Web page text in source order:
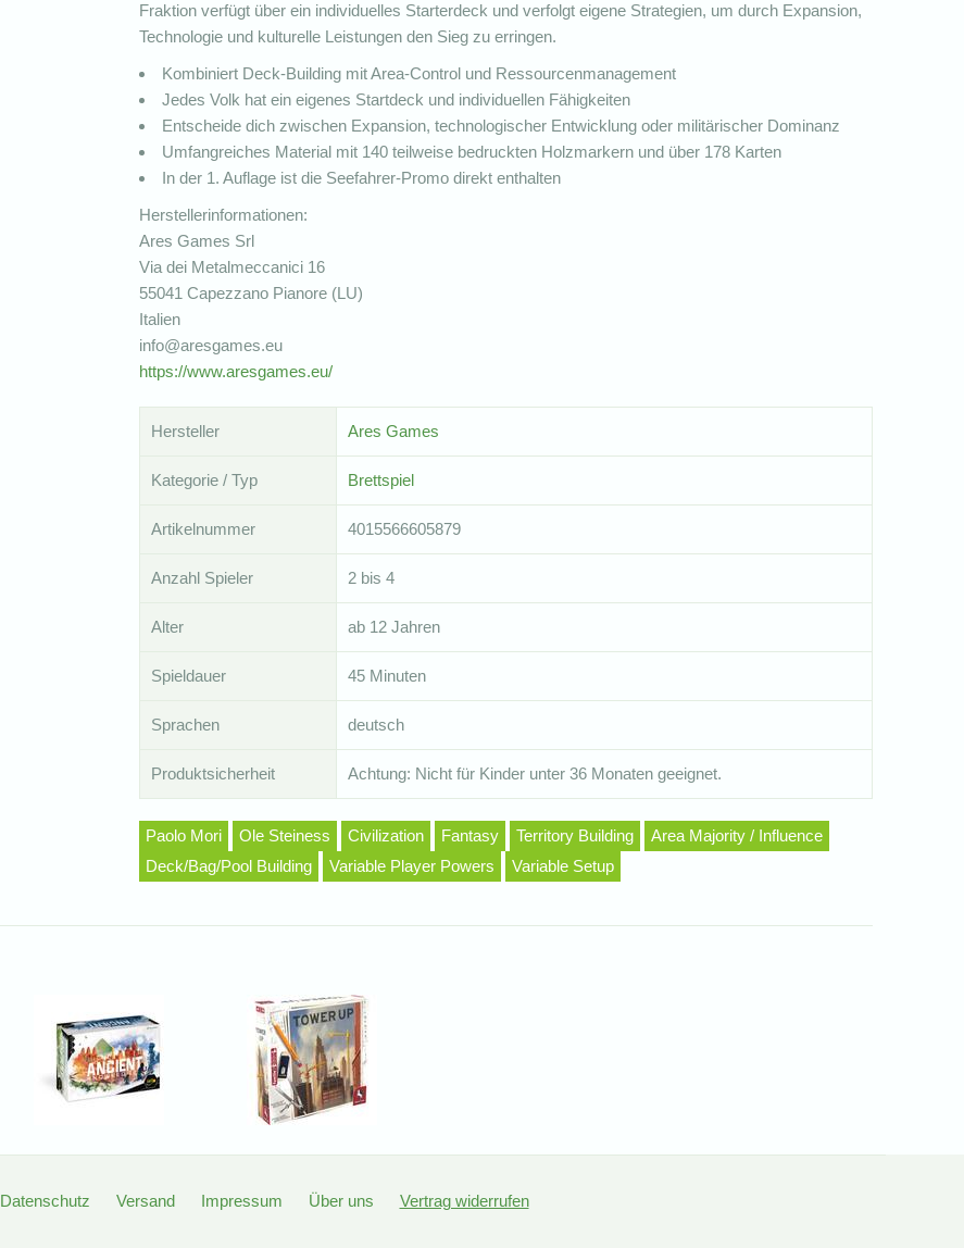
Fraktion verfügt über ein individuelles Starterdeck und verfolgt eigene Strategien, um durch Expansion,
Technologie und kulturelle Leistungen den Sieg zu erringen.
Kombiniert Deck-Building mit Area-Control und Ressourcenmanagement
Jedes Volk hat ein eigenes Startdeck und individuellen Fähigkeiten
Entscheide dich zwischen Expansion, technologischer Entwicklung oder militärischer Dominanz
Umfangreiches Material mit 140 teilweise bedruckten Holzmarkern und über 178 Karten
In der 1. Auflage ist die Seefahrer-Promo direkt enthalten
Herstellerinformationen:
Ares Games Srl
Via dei Metalmeccanici 16
55041 Capezzano Pianore (LU)
Italien
info@aresgames.eu
https://www.aresgames.eu/
Hersteller Ares Games
Kategorie / Typ Brettspiel
Artikelnummer 4015566605879
Anzahl Spieler 2 bis 4
Alter ab 12 Jahren
Spieldauer 45 Minuten
Sprachen deutsch
Produktsicherheit Achtung: Nicht für Kinder unter 36 Monaten geeignet.
Paolo Mori Ole Steiness Civilization Fantasy Territory Building
Area Majority / Influence
Deck/Bag/Pool Building
Variable Player Powers Variable Setup
Datenschutz Versand Impressum Über uns Vertrag widerrufen